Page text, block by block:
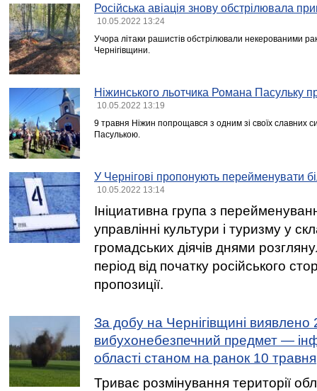
Російська авіація знову обстрілювала
10.05.2022 13:24
Учора літаки рашистів обстрілювали некерованими
Чернігівщини.
Ніжинського льотчика Романа Пасульку
10.05.2022 13:19
9 травня Ніжин попрощався з одним зі своїх славних
Пасулькою.
У Чернігові пропонують перейменувати
10.05.2022 13:14
Ініциативна група з
управлінні культури і туризму у
громадських діячів днями
період від початку російського
пропозиції.
За добу на Чернігівщині виявлено
вибухонебезпечний предмет —
області станом на ранок 10 травня
Триває розмінування території